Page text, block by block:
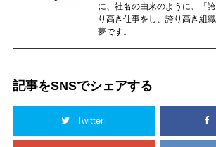
に、社名の由来のように、「
り高き仕事をし、誇り高き組
夢です。
記事をSNSでシェアする
Twitter